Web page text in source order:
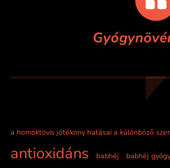
a homoktövis jótékony hatásai a különböző
antioxidáns babhéj babhéj